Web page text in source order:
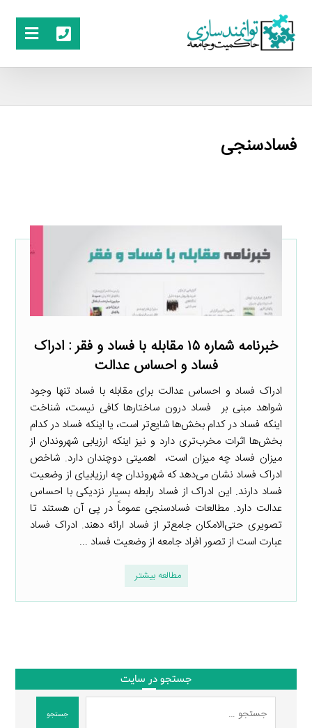
فسادسنجی
خبرنامه شماره ۱۵ مقابله با فساد و فقر : ادراک
فساد و احساس عدالت
ادراک فساد و احساس عدالت برای مقابله با فساد تنها وجود
شواهد مبنی بر فساد درون ساختارها کافی نیست، شناخت
اینکه فساد در کدام بخش‌ها شایع‌تر است، یا اینکه فساد در کدام
بخش‌ها اثرات مخرب‌تری دارد و نیز اینکه ارزیابی شهروندان از
میزان فساد چه میزان است، اهمیتی دوچندان دارد. شاخص
ادراک فساد نشان می‌دهد که شهروندان چه ارزیابی­ای از وضعیت
فساد دارند. این ادراک از فساد رابطه بسیار نزدیکی با احساس
عدالت دارد. مطالعات فسادسنجی عموماً در پی آن هستند تا
تصویری حتی‌الامکان جامع‌تر از فساد ارائه دهند. ادراک فساد
عبارت است از تصور افراد جامعه از وضعیت فساد ...
مطالعه بیشتر
جستجو در سایت
جستجو